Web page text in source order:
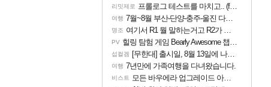
리밋제로 프롤로그 테스트를 마치고.. (feat. 리아)
여행 7월~8월 부산-단양-충주-울진 다녀왔어요~
명조 여기서 R1 뭘 말하는거고 R2가 뭘말하는걸까요?
PV 힐링 탐험 게임 Bearly Awesome 챕터 1 트레일러
섭컬겜 [무한대] 출시일, 8월 13일에 나오나
여행 7년만에 가족여행을 다녀왔습니다.
비스트 모든 바우에라 업그레이드 아이템 획득 위치 공략 (89개)